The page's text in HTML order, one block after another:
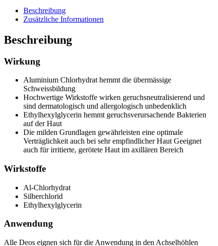
Beschreibung
Zusätzliche Informationen
Beschreibung
Wirkung
Aluminium Chlorhydrat hemmt die übermässige
Schweissbildung
Hochwertige Wirkstoffe wirken geruchsneutralisierend und
sind dermatologisch und allergologisch unbedenklich
Ethylhexylglycerin hemmt geruchsverursachende Bakterien
auf der Haut
Die milden Grundlagen gewährleisten eine optimale
Verträglichkeit auch bei sehr empfindlicher Haut Geeignet
auch für irritierte, gerötete Haut im axillären Bereich
Wirkstoffe
Al-Chlorhydrat
Silberchlorid
Ethylhexylglycerin
Anwendung
Alle Deos eignen sich für die Anwendung in den Achselhöhlen